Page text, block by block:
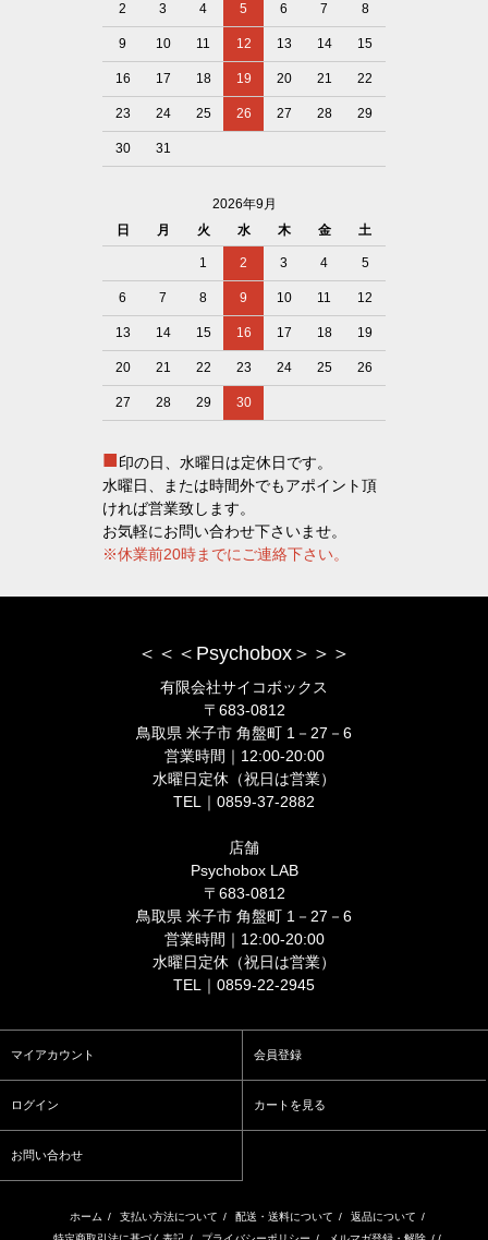
2 3 4 5 6 7 8
9 10 11 12 13 14 15
16 17 18 19 20 21 22
23 24 25 26 27 28 29
30 31
2026年9月
日
月 火 水 木 金 土
1 2 3 4 5
6 7 8 9 10 11 12
13 14 15 16 17 18 19
20 21 22 23 24 25 26
27 28 29 30
■印の日、水曜日は定休日です。
水曜日、または時間外でもアポイント頂
ければ営業致します。
お気軽にお問い合わせ下さいませ。
※休業前20時までにご連絡下さい。
＜＜＜Psychobox＞＞＞
有限会社サイコボックス
〒683-0812
鳥取県 米子市 角盤町 1－27－6
営業時間｜12:00-20:00
水曜日定休（祝日は営業）
TEL｜0859-37-2882
店舗
Psychobox LAB
〒683-0812
鳥取県 米子市 角盤町 1－27－6
営業時間｜12:00-20:00
水曜日定休（祝日は営業）
TEL｜0859-22-2945
マイアカウント 会員登録
ログイン カートを見る
お問い合わせ
ホーム / 支払い方法について / 配送・送料について / 返品について /